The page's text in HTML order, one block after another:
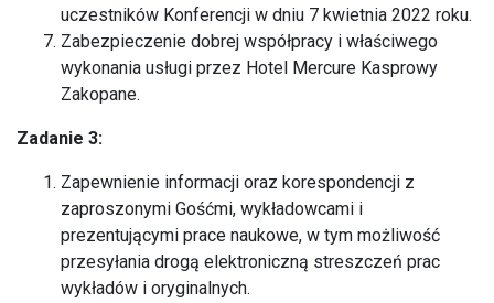
uczestników Konferencji w dniu 7 kwietnia 2022 roku.
Zabezpieczenie dobrej współpracy i właściwego
wykonania usługi przez Hotel Mercure Kasprowy
Zakopane.
Zadanie 3:
Zapewnienie informacji oraz korespondencji z
zaproszonymi Gośćmi, wykładowcami i
prezentującymi prace naukowe, w tym możliwość
przesyłania drogą elektroniczną streszczeń prac
wykładów i oryginalnych.